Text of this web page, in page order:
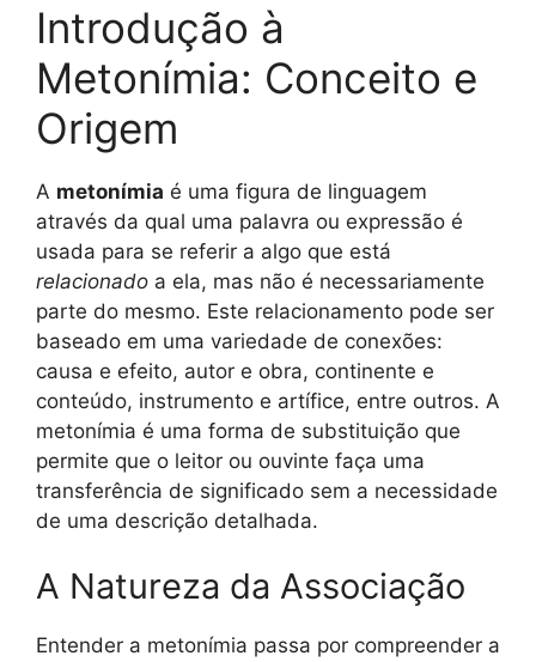
Introdução à
Metonímia: Conceito e
Origem
A metonímia é uma figura de linguagem
através da qual uma palavra ou expressão é
usada para se referir a algo que está
relacionado a ela, mas não é necessariamente
parte do mesmo. Este relacionamento pode ser
baseado em uma variedade de conexões:
causa e efeito, autor e obra, continente e
conteúdo, instrumento e artífice, entre outros. A
metonímia é uma forma de substituição que
permite que o leitor ou ouvinte faça uma
transferência de significado sem a necessidade
de uma descrição detalhada.
A Natureza da Associação
Entender a metonímia passa por compreender a